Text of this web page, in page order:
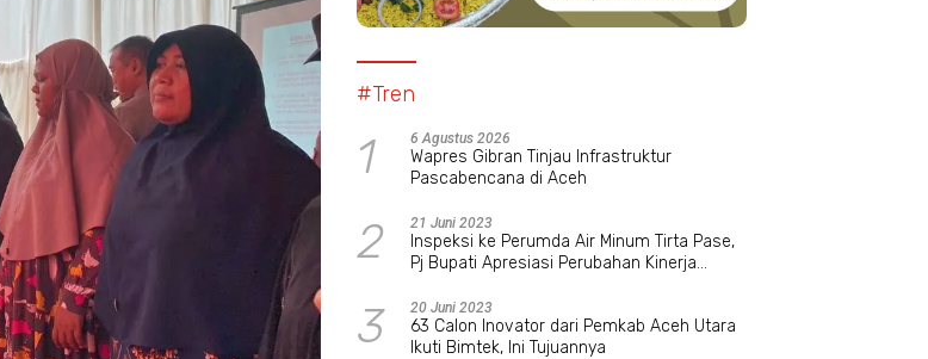
#Tren
1 6 Agustus 2026
Wapres Gibran Tinjau Infrastruktur
Pascabencana di Aceh
2 21 Juni 2023
Inspeksi ke Perumda Air Minum Tirta Pase,
Pj Bupati Apresiasi Perubahan Kinerja
3 20 Juni 2023
63 Calon Inovator dari Pemkab Aceh Utara
Ikuti Bimtek, Ini Tujuannya